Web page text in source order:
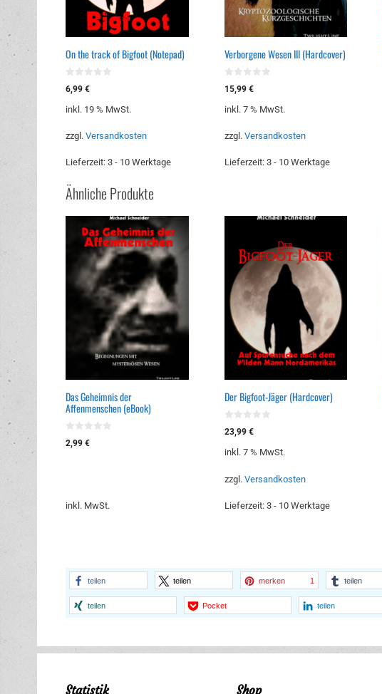
On the track of Bigfoot (Notepad)
0
v
n
6,99 €
inkl. 19 % MwSt.
zzgl. Versandkosten
Lieferzeit: 3 - 10 Werktage
Verborgene Wesen III (Hardcover)
0
v
n
15,99 €
inkl. 7 % MwSt.
zzgl. Versandkosten
Lieferzeit: 3 - 10 Werktage
Ähnliche Produkte
Das Geheimnis der
Affenmenschen (eBook)
0
v
2,99 €
inkl. MwSt.
Der Bigfoot-Jäger (Hardcover)
0
v
n
23,99 €
inkl. 7 % MwSt.
zzgl. Versandkosten
Lieferzeit: 3 - 10 Werktage
teilen teilen merken 1 teilen
teilen Pocket teilen
Statistik Shop